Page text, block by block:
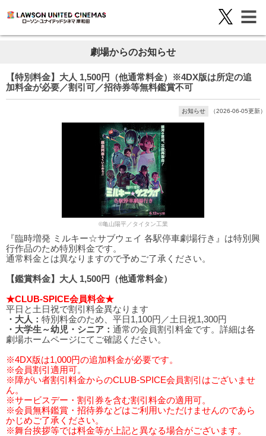
劇場からのお知らせ
【特別料金】大人 1,500円（他通常料金）※4DX版は所定の追
加料金が必要／割引可／招待券等無料鑑賞不可
お知らせ （2026-06-05更新）
©亀山陽平／タイタン工業
『臨時増発 ミルキー☆サブウェイ 各駅停車劇場行き』は特別興
行作品のため特別料金です。
通常料金とは異なりますので予めご了承ください。
【鑑賞料金】大人 1,500円（他通常料金）
★CLUB-SPICE会員料金★
平日と土日祝で割引料金異なります
・大人： 特別料金のため、平日1,100円／土日祝1,300円
・大学生～幼児・シニア： 通常の会員割引料金です。詳細は各
劇場ホームページにてご確認ください。
※4DX版は1,000円の追加料金が必要です。
※会員割引適用可。
※障がい者割引料金からのCLUB-SPICE会員割引はございませ
ん。
※サービスデー・割引券を含む割引料金の適用可。
※会員無料鑑賞・招待券などはご利用いただけませんのであら
かじめご了承ください。
※舞台挨拶等では料金等が上記と異なる場合がございます。